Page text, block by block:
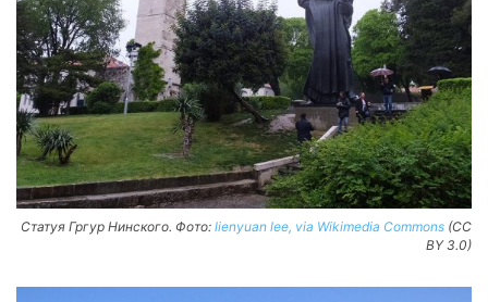
Статуя Гргур Нинского. Фото: lienyuan lee, via Wikimedia Commons (CC
BY 3.0)